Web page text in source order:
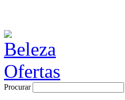
Procurar